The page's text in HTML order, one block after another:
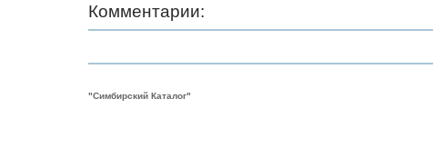
Комментарии:
"Симбирский Каталог"